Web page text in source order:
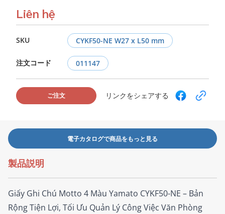
Liên hệ
SKU CYKF50-NE W27 x L50 mm
注文コード 011147
ご注文 リンクをシェアする
電子カタログで商品をもっと見る
製品説明
Giấy Ghi Chú Motto 4 Màu Yamato CYKF50-NE – Bản
Rộng Tiện Lợi, Tối Ưu Quản Lý Công Việc Văn Phòng